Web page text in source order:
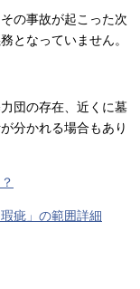
の事故が起こった次
となっていません。
団の存在、近くに墓
分かれる場合もあり
疵」の範囲詳細